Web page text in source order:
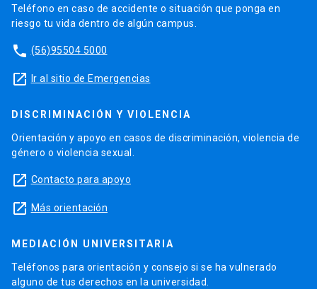
Teléfono en caso de accidente o situación que ponga en
riesgo tu vida dentro de algún campus.
phone (56)95504 5000
launch Ir al sitio de Emergencias
DISCRIMINACIÓN Y VIOLENCIA
Orientación y apoyo en casos de discriminación, violencia de
género o violencia sexual.
launch Contacto para apoyo
launch Más orientación
MEDIACIÓN UNIVERSITARIA
Teléfonos para orientación y consejo si se ha vulnerado
alguno de tus derechos en la universidad.